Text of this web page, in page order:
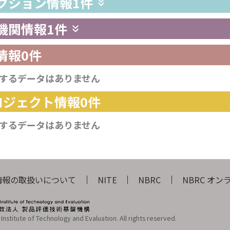
関情報1件
報0件
るデータはありません
ェクト情報0件
るデータはありません
の取扱いについて NITE NBRC NBRC オン
of Technology and Evaluation. All rights reserved.